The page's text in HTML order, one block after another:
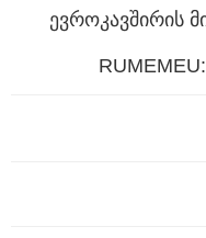
ევროკავშირის